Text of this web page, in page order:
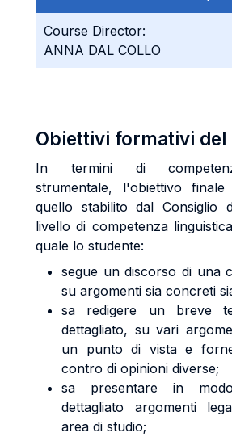
Course Director:
ANNA DAL COLLO
Obiettivi formativi del
In termini di
strumentale, l'obiettivo
quello stabilito dal Consiglio
livello di competenza
quale lo studente:
segue un discorso di una
su argomenti sia concreti
sa redigere un breve
dettagliato, su vari
un punto di vista e
contro di opinioni diverse;
sa presentare in
dettagliato argomenti
area di studio;